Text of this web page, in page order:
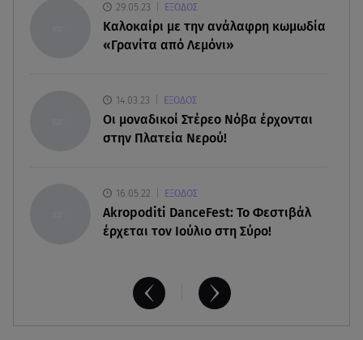
χωρίς τον Χρήστο Μάστορα
29.05.23 ΕΞΟΔΟΣ
Καλοκαίρι με την ανάλαφρη κωμωδία
«Γρανίτα από Λεμόνι»
14.03.23 ΕΞΟΔΟΣ
Οι μοναδικοί Στέρεο Νόβα έρχονται
στην Πλατεία Νερού!
16.05.22 ΕΞΟΔΟΣ
Akropoditi DanceFest: Το Φεστιβάλ
έρχεται τον Ιούλιο στη Σύρο!